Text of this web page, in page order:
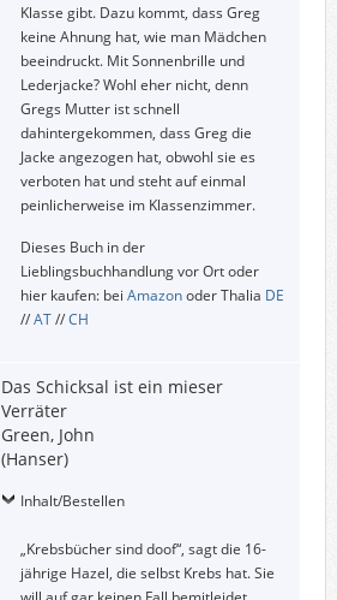
Klasse gibt. Dazu kommt, dass Greg
keine Ahnung hat, wie man Mädchen
beeindruckt. Mit Sonnenbrille und
Lederjacke? Wohl eher nicht, denn
Gregs Mutter ist schnell
dahintergekommen, dass Greg die
Jacke angezogen hat, obwohl sie es
verboten hat und steht auf einmal
peinlicherweise im Klassenzimmer.
Dieses Buch in der
Lieblingsbuchhandlung vor Ort oder
hier kaufen: bei Amazonoder Thalia DE
//AT//CH
Das Schicksal ist ein mieser
Verräter
Green, John
(Hanser)
Inhalt/Bestellen
„Krebsbücher sind doof“, sagt die 16-
jährige Hazel, die selbst Krebs hat. Sie